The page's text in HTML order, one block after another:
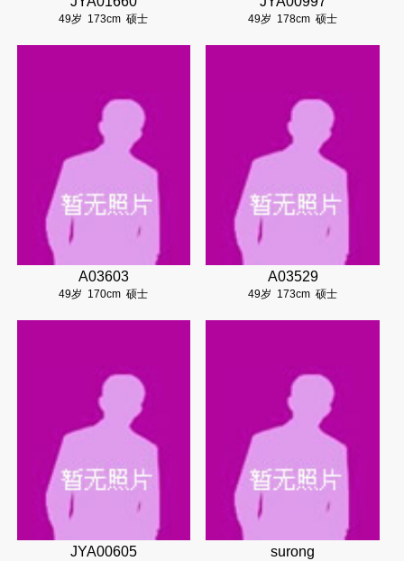
49岁 173cm 硕士 49岁 178cm 硕士
A03603
49岁 170cm 硕士
A03529
49岁 173cm 硕士
JYA00605 surong